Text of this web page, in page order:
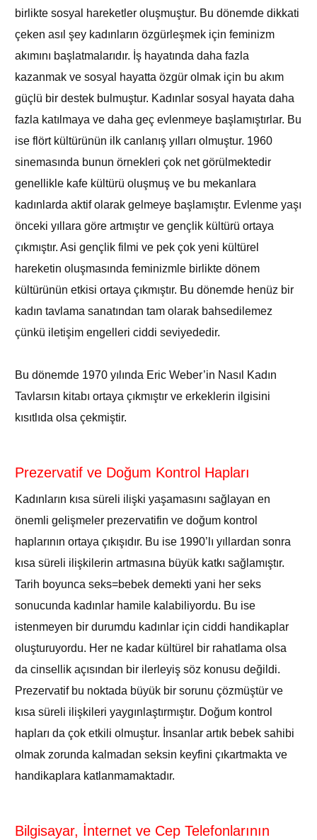
birlikte sosyal hareketler oluşmuştur. Bu dönemde dikkati
çeken asıl şey kadınların özgürleşmek için feminizm
akımını başlatmalarıdır. İş hayatında daha fazla
kazanmak ve sosyal hayatta özgür olmak için bu akım
güçlü bir destek bulmuştur. Kadınlar sosyal hayata daha
fazla katılmaya ve daha geç evlenmeye başlamıştırlar. Bu
ise flört kültürünün ilk canlanış yılları olmuştur. 1960
sinemasında bunun örnekleri çok net görülmektedir
genellikle kafe kültürü oluşmuş ve bu mekanlara
kadınlarda aktif olarak gelmeye başlamıştır. Evlenme yaşı
önceki yıllara göre artmıştır ve gençlik kültürü ortaya
çıkmıştır. Asi gençlik filmi ve pek çok yeni kültürel
hareketin oluşmasında feminizmle birlikte dönem
kültürünün etkisi ortaya çıkmıştır. Bu dönemde henüz bir
kadın tavlama sanatından tam olarak bahsedilemez
çünkü iletişim engelleri ciddi seviyededir.
Bu dönemde 1970 yılında Eric Weber’in Nasıl Kadın
Tavlarsın kitabı ortaya çıkmıştır ve erkeklerin ilgisini
kısıtlıda olsa çekmiştir.
Prezervatif ve Doğum Kontrol Hapları
Kadınların kısa süreli ilişki yaşamasını sağlayan en
önemli gelişmeler prezervatifin ve doğum kontrol
haplarının ortaya çıkışıdır. Bu ise 1990’lı yıllardan sonra
kısa süreli ilişkilerin artmasına büyük katkı sağlamıştır.
Tarih boyunca seks=bebek demekti yani her seks
sonucunda kadınlar hamile kalabiliyordu. Bu ise
istenmeyen bir durumdu kadınlar için ciddi handikaplar
oluşturuyordu. Her ne kadar kültürel bir rahatlama olsa
da cinsellik açısından bir ilerleyiş söz konusu değildi.
Prezervatif bu noktada büyük bir sorunu çözmüştür ve
kısa süreli ilişkileri yaygınlaştırmıştır. Doğum kontrol
hapları da çok etkili olmuştur. İnsanlar artık bebek sahibi
olmak zorunda kalmadan seksin keyfini çıkartmakta ve
handikaplara katlanmamaktadır.
Bilgisayar, İnternet ve Cep Telefonlarının